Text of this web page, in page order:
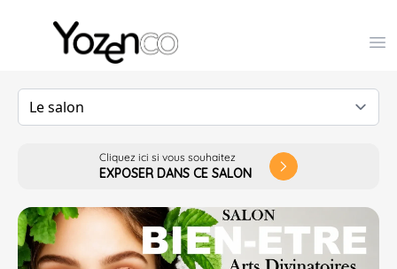
Yozenco - Organisateur de Salons, Evénements et
Cliquez ici si vous souhaitez
EXPOSER DANS CE SALON arrow_forward_ios